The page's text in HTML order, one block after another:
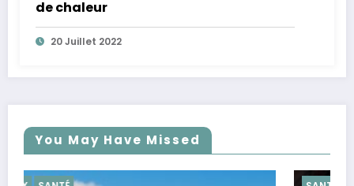
de chaleur
20 Juillet 2022
You May Have Missed